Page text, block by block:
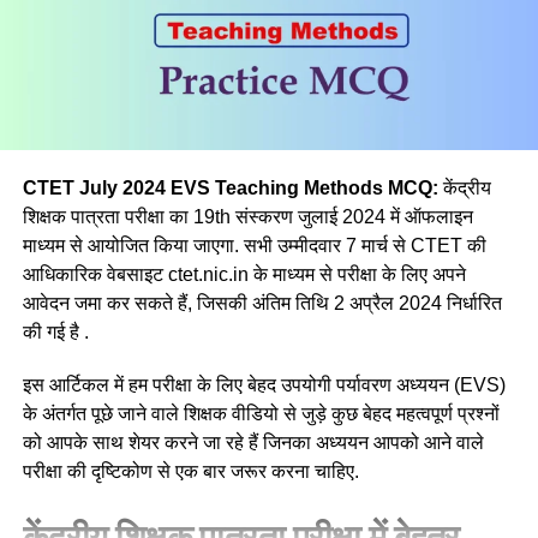
(c) इतिहास
(d) राजनीतिक विज्ञान
Ans a
Q.3 निम्नलिखित में से कौन-सी सामाजिक विज्ञान शिक्षण विधि, विद्यार्थियों
की प्रस्ताव करने की, तार्किक बहस करने की, जवाबी तर्क देने की और
तथ्यों या विचारों को प्रस्तुत करने की क्षमता को विकसित करती है?
(a) Debate/वाद-विवाद
CTET July 2024 EVS Teaching Methods MCQ:केंद्रीय
शिक्षक पात्रता परीक्षा का 19th संस्करण जुलाई 2024 में ऑफलाइन
माध्यम से आयोजित किया जाएगा. सभी उम्मीदवार 7 मार्च से CTET की
आधिकारिक वेबसाइट ctet.nic.in के माध्यम से परीक्षा के लिए अपने
आवेदन जमा कर सकते हैं, जिसकी अंतिम तिथि 2 अप्रैल 2024 निर्धारित
की गई है .
इस आर्टिकल में हम परीक्षा के लिए बेहद उपयोगी पर्यावरण अध्ययन (EVS)
के अंतर्गत पूछे जाने वाले शिक्षक वीडियो से जुड़े कुछ बेहद महत्वपूर्ण प्रश्नों
को आपके साथ शेयर करने जा रहे हैं जिनका अध्ययन आपको आने वाले
परीक्षा की दृष्टिकोण से एक बार जरूर करना चाहिए.